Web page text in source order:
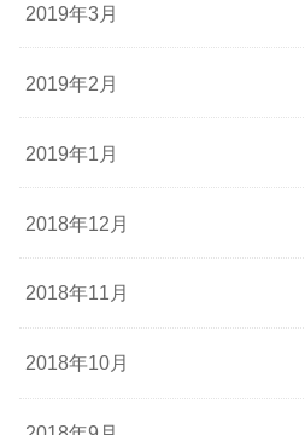
2019年3月
2019年2月
2019年1月
2018年12月
2018年11月
2018年10月